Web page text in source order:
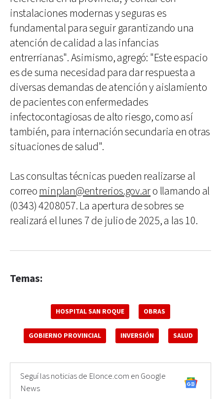
instalaciones modernas y seguras es
fundamental para seguir garantizando una
atención de calidad a las infancias
entrerrianas". Asimismo, agregó: "Este espacio
es de suma necesidad para dar respuesta a
diversas demandas de atención y aislamiento
de pacientes con enfermedades
infectocontagiosas de alto riesgo, como así
también, para internación secundaria en otras
situaciones de salud".
Las consultas técnicas pueden realizarse al
correo minplan@entrerios.gov.aro llamando al
(0343) 4208057. La apertura de sobres se
realizará el lunes 7 de julio de 2025, a las 10.
Temas:
HOSPITAL SAN ROQUE OBRAS
GOBIERNO PROVINCIAL INVERSIÓN SALUD
Seguí las noticias de Elonce.com en Google
News